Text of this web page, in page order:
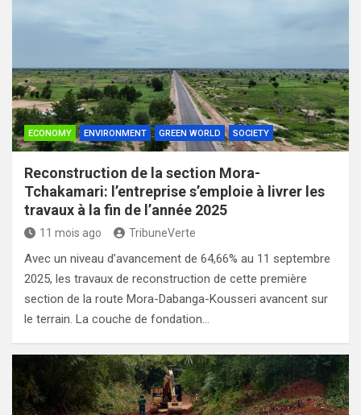
ECONOMY ENVIRONMENT GREEN WORLD SOCIETY
Reconstruction de la section Mora-
Tchakamari: l’entreprise s’emploie à livrer les
travaux à la fin de l’année 2025
11 mois ago TribuneVerte
Avec un niveau d’avancement de 64,66% au 11 septembre
2025, les travaux de reconstruction de cette première
section de la route Mora-Dabanga-Kousseri avancent sur
le terrain. La couche de fondation…